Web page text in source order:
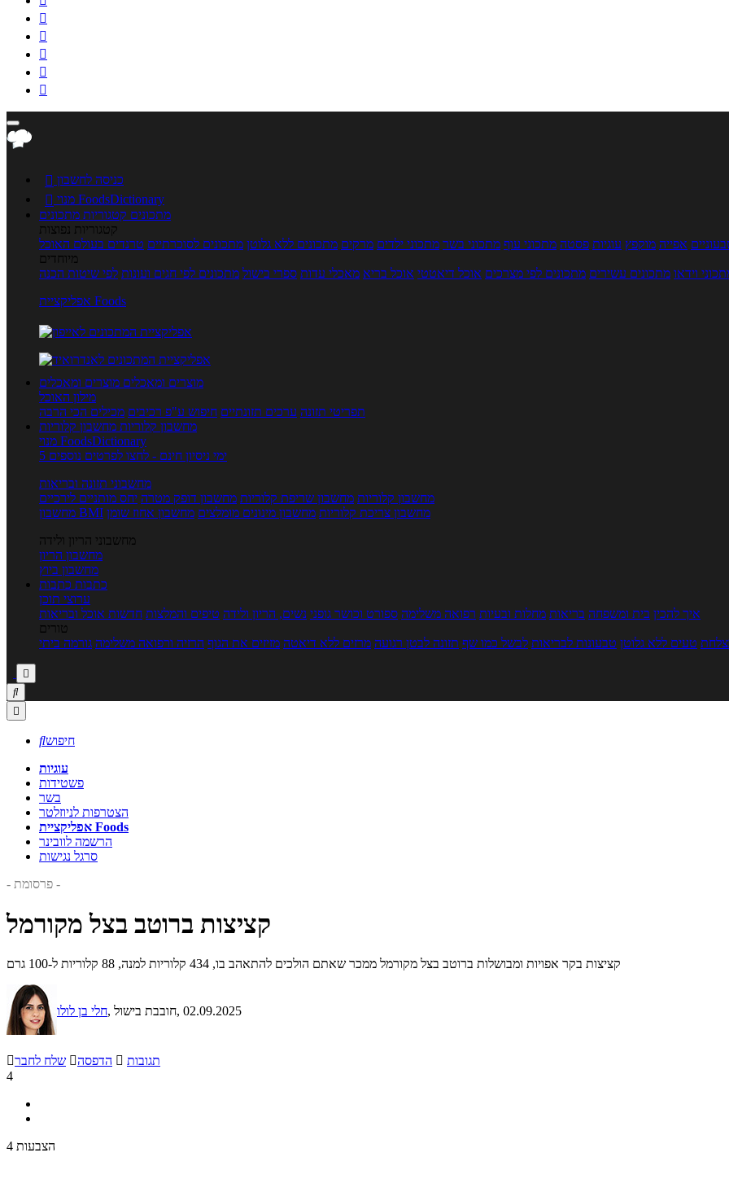





 כניסה לחשבון

מנוי FoodsDictionary
מתכונים קטגוריות מתכונים
קטגוריות נפוצות
אפייה מוקפץ עוגיות פסטה מתכוני עוף מתכוני בשר מתכוני ילדים מרקים מתכונים ללא גלוטן מתכונים לסוכרתיים טרנדים בעולם האוכל
מיוחדים
וידאו מתכונים עשירים מתכונים לפי מצרכים אוכל דיאטטי אוכל בריא מאכלי עדות ספרי בישול מתכונים לפי חגים ועונות לפי שיטות הכנה
אפליקציית Foods
מוצרים ומאכלים מוצרים ומאכלים
מילון האוכל
תפריטי תזונה ערכים תזונתיים חיפוש ע"פ רכיבים מכילים הכי הרבה
מחשבון קלוריות מחשבון קלוריות
מנוי FoodsDictionary
5 ימי ניסיון חינם - לחצו לפרטים נוספים
מחשבוני תזונה ובריאות
מחשבון קלוריות מחשבון שריפת קלוריות מחשבון דופק מטרה יחס מותניים לירכיים
מחשבון BMI
מחשבון צריכת קלוריות מחשבון מינונים מומלצים מחשבון אחוז שומן
מחשבוני הריון ולידה
מחשבון הריון
מחשבון ביוץ
כתבות כתבות
ערוצי תוכן
איך להכין בית ומשפחה בריאות מחלות ובעיות רפואה משלימה ספורט וכושר גופני נשים, הריון ולידה טיפים והמלצות חדשות אוכל ובריאות
טורים
טעים ללא גלוטן טבעונות לבריאות לבשל כמו שף תזונה לבטן רגועה מרזים ללא דיאטה מזיזים את הגוף הרזיה ורפואה משלימה גורמה ביתי



חיפוש
עוגיות
פשטידות
בשר
הצטרפות לניוזלטר
אפליקציית Foods
הרשמה לוובינר
סרגל נגישות
- פרסומת -
קציצות ברוטב בצל מקורמל
קציצות בקר אפויות ומבושלות ברוטב בצל מקורמל ממכר שאתם הולכים להתאהב בו, 434 קלוריות למנה, 88 קלוריות ל-100 גרם
חלי בן לולו , חובבת בישול, 02.09.2025
שלח לחבר הדפסה  תגובות
4
4 הצבעות